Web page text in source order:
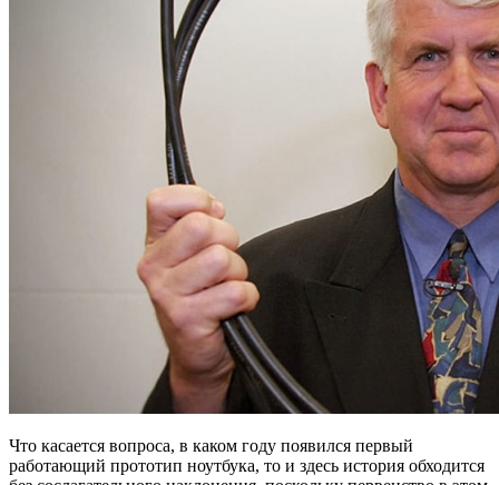
Что касается вопроса, в каком году появился первый
работающий прототип ноутбука, то и здесь история обходится